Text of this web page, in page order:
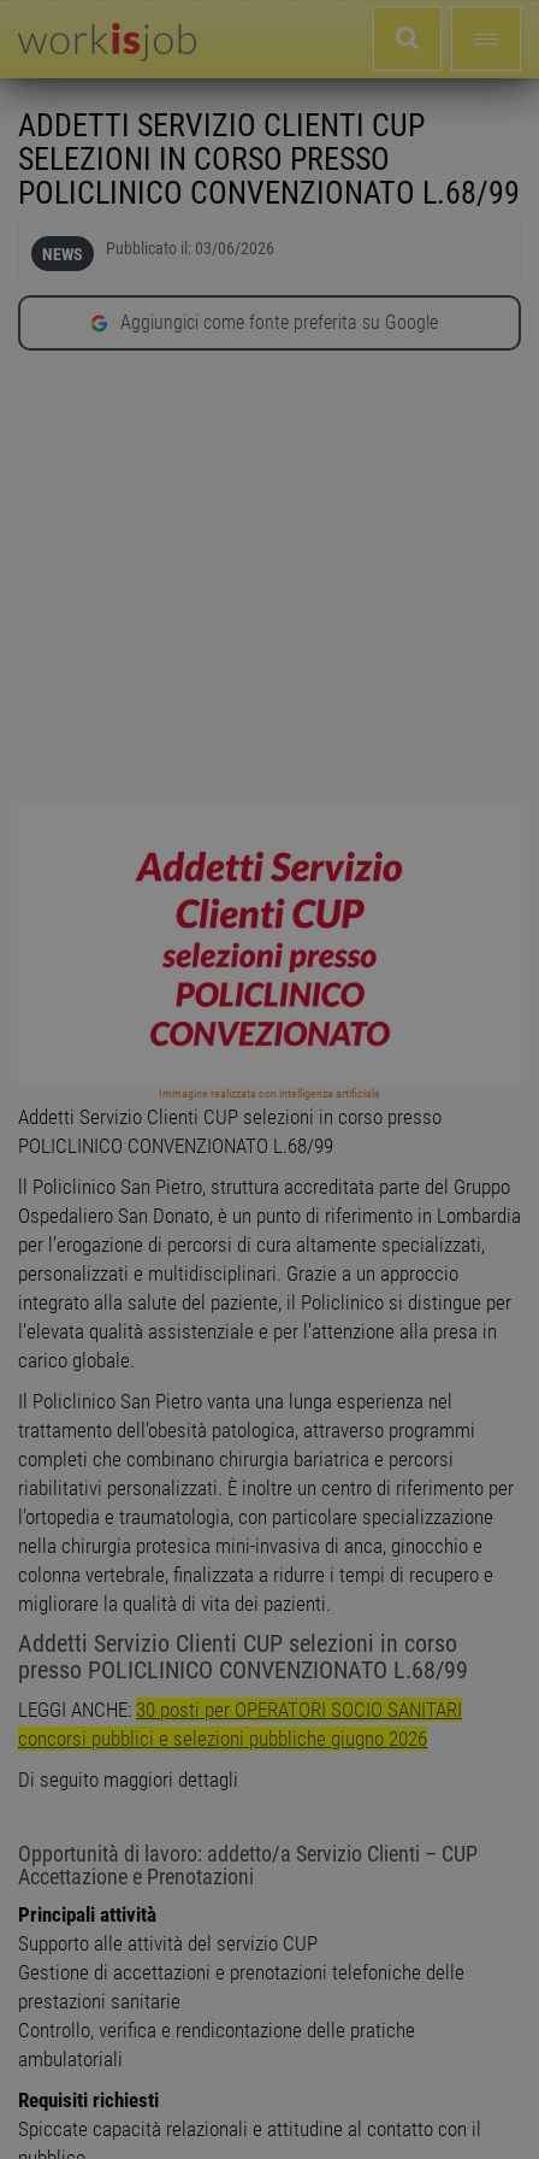
ADDETTI SERVIZIO CLIENTI CUP
SELEZIONI IN CORSO PRESSO
POLICLINICO CONVENZIONATO L.68/99
NEWS Pubblicato il: 03/06/2026
Aggiungici come fonte preferita su Google
Immagine realizzata con intelligenza artificiale
Addetti Servizio Clienti CUP selezioni in corso presso
POLICLINICO CONVENZIONATO L.68/99
ll Policlinico San Pietro, struttura accreditata parte del Gruppo
Ospedaliero San Donato, è un punto di riferimento in Lombardia
per l’erogazione di percorsi di cura altamente specializzati,
personalizzati e multidisciplinari. Grazie a un approccio
integrato alla salute del paziente, il Policlinico si distingue per
l’elevata qualità assistenziale e per l’attenzione alla presa in
carico globale.
Il Policlinico San Pietro vanta una lunga esperienza nel
trattamento dell’obesità patologica, attraverso programmi
completi che combinano chirurgia bariatrica e percorsi
riabilitativi personalizzati. È inoltre un centro di riferimento per
l’ortopedia e traumatologia, con particolare specializzazione
nella chirurgia protesica mini-invasiva di anca, ginocchio e
colonna vertebrale, finalizzata a ridurre i tempi di recupero e
migliorare la qualità di vita dei pazienti.
Addetti Servizio Clienti CUP selezioni in corso
presso POLICLINICO CONVENZIONATO L.68/99
LEGGI ANCHE: 30 posti per OPERATORI SOCIO SANITARI
concorsi pubblici e selezioni pubbliche giugno 2026
Di seguito maggiori dettagli
Opportunità di lavoro: addetto/a Servizio Clienti – CUP
Accettazione e Prenotazioni
Principali attività
Supporto alle attività del servizio CUP
Gestione di accettazioni e prenotazioni telefoniche delle
prestazioni sanitarie
Controllo, verifica e rendicontazione delle pratiche
ambulatoriali
Requisiti richiesti
Spiccate capacità relazionali e attitudine al contatto con il